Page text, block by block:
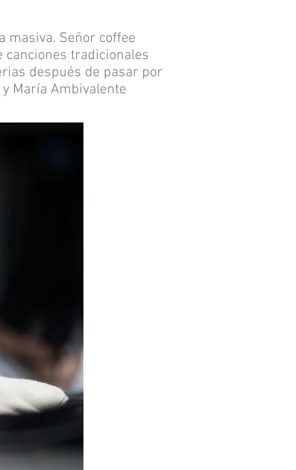
masiva. Señor coffee
canciones tradicionales
después de pasar por
María Ambivalente